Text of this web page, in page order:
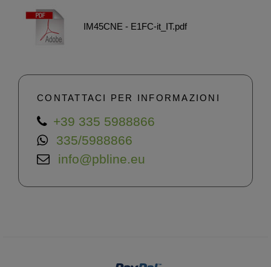
IM45CNE - E1FC-it_IT.pdf
CONTATTACI PER INFORMAZIONI
+39 335 5988866
335/5988866
info@pbline.eu